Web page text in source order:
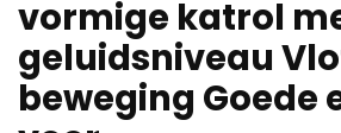
vormige katrol
geluidsniveau
beweging Goede